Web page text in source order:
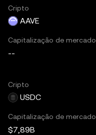
Cripto
AAVE
Capitalização de mercado
--
Cripto
USDC
Capitalização de mercado
$7,89B